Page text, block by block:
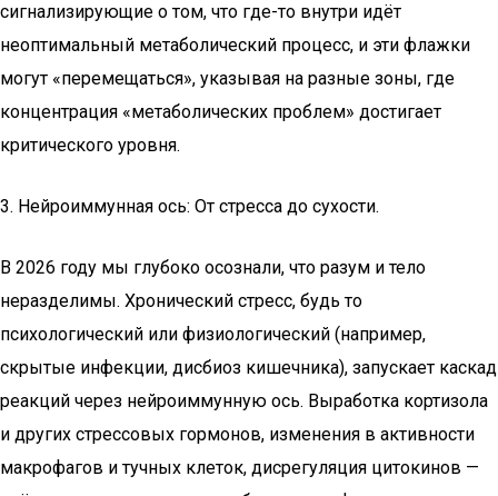
сигнализирующие о том, что где-то внутри идёт
неоптимальный метаболический процесс, и эти флажки
могут «перемещаться», указывая на разные зоны, где
концентрация «метаболических проблем» достигает
критического уровня.
3. Нейроиммунная ось: От стресса до сухости.
В 2026 году мы глубоко осознали, что разум и тело
неразделимы. Хронический стресс, будь то
психологический или физиологический (например,
скрытые инфекции, дисбиоз кишечника), запускает каскад
реакций через нейроиммунную ось. Выработка кортизола
и других стрессовых гормонов, изменения в активности
макрофагов и тучных клеток, дисрегуляция цитокинов —